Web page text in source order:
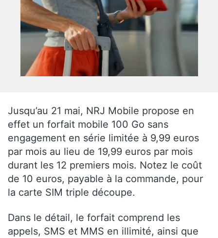
Jusqu’au 21 mai, NRJ Mobile propose en
effet un forfait mobile 100 Go sans
engagement en série limitée à 9,99 euros
par mois au lieu de 19,99 euros par mois
durant les 12 premiers mois. Notez le coût
de 10 euros, payable à la commande, pour
la carte SIM triple découpe.
Dans le détail, le forfait comprend les
appels, SMS et MMS en illimité, ainsi que